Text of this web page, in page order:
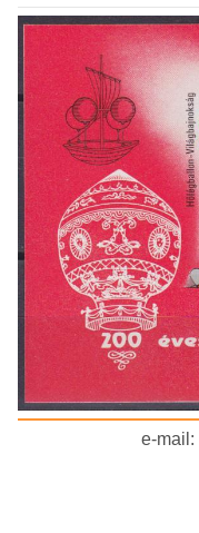
e-mail: